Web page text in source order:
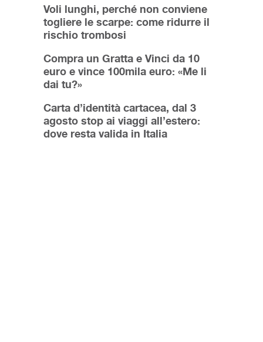
Voli lunghi, perché non conviene
togliere le scarpe: come ridurre il
rischio trombosi
Compra un Gratta e Vinci da 10
euro e vince 100mila euro: «Me li
dai tu?»
Carta d’identità cartacea, dal 3
agosto stop ai viaggi all’estero:
dove resta valida in Italia